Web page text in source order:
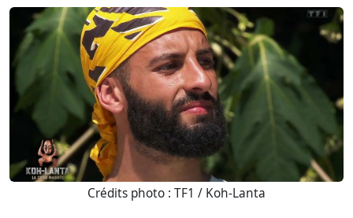
Crédits photo : TF1 / Koh-Lanta